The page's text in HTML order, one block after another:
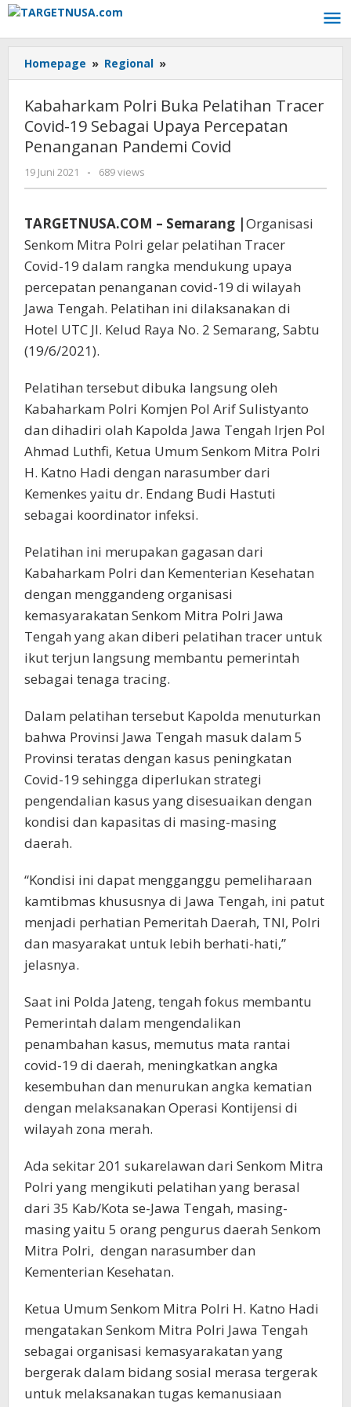
Lewati
konten
Homepage » Regional »
Polri
Pelatihan
Tracer
Covid-
Upaya
Penanganan
Pandemi
Covid
Kabaharkam Polri Buka Pelatihan Tracer
Covid-19 Sebagai Upaya Percepatan
Penanganan Pandemi Covid
19 Juni 2021
oleh
targetnusa
- 689 views
TARGETNUSA.COM – Semarang |Organisasi
Senkom Mitra Polri gelar pelatihan Tracer
Covid-19 dalam rangka mendukung upaya
percepatan penanganan covid-19 di wilayah
Jawa Tengah. Pelatihan ini dilaksanakan di
Hotel UTC Jl. Kelud Raya No. 2 Semarang, Sabtu
(19/6/2021).
Pelatihan tersebut dibuka langsung oleh
Kabaharkam Polri Komjen Pol Arif Sulistyanto
dan dihadiri olah Kapolda Jawa Tengah Irjen Pol
Ahmad Luthfi, Ketua Umum Senkom Mitra Polri
H. Katno Hadi dengan narasumber dari
Kemenkes yaitu dr. Endang Budi Hastuti
sebagai koordinator infeksi.
Pelatihan ini merupakan gagasan dari
Kabaharkam Polri dan Kementerian Kesehatan
dengan menggandeng organisasi
kemasyarakatan Senkom Mitra Polri Jawa
Tengah yang akan diberi pelatihan tracer untuk
ikut terjun langsung membantu pemerintah
sebagai tenaga tracing.
Dalam pelatihan tersebut Kapolda menuturkan
bahwa Provinsi Jawa Tengah masuk dalam 5
Provinsi teratas dengan kasus peningkatan
Covid-19 sehingga diperlukan strategi
pengendalian kasus yang disesuaikan dengan
kondisi dan kapasitas di masing-masing
daerah.
“Kondisi ini dapat mengganggu pemeliharaan
kamtibmas khususnya di Jawa Tengah, ini patut
menjadi perhatian Pemeritah Daerah, TNI, Polri
dan masyarakat untuk lebih berhati-hati,”
jelasnya.
Saat ini Polda Jateng, tengah fokus membantu
Pemerintah dalam mengendalikan
penambahan kasus, memutus mata rantai
covid-19 di daerah, meningkatkan angka
kesembuhan dan menurukan angka kematian
dengan melaksanakan Operasi Kontijensi di
wilayah zona merah.
Ada sekitar 201 sukarelawan dari Senkom Mitra
Polri yang mengikuti pelatihan yang berasal
dari 35 Kab/Kota se-Jawa Tengah, masing-
masing yaitu 5 orang pengurus daerah Senkom
Mitra Polri, dengan narasumber dan
Kementerian Kesehatan.
Ketua Umum Senkom Mitra Polri H. Katno Hadi
mengatakan Senkom Mitra Polri Jawa Tengah
sebagai organisasi kemasyarakatan yang
bergerak dalam bidang sosial merasa tergerak
untuk melaksanakan tugas kemanusiaan